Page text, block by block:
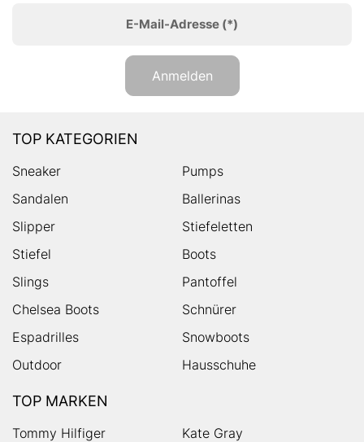
E-Mail-Adresse (*)
Anmelden
TOP KATEGORIEN
Sneaker
Pumps
Sandalen
Ballerinas
Slipper
Stiefeletten
Stiefel
Boots
Slings
Pantoffel
Chelsea Boots
Schnürer
Espadrilles
Snowboots
Outdoor
Hausschuhe
TOP MARKEN
Tommy Hilfiger
Kate Gray